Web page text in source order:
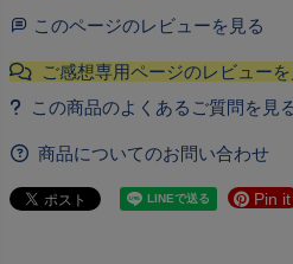
このページのレビューを見る
商品についてのお問い合わせ
Pin it